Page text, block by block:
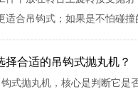
适合吊钩式；如果是不怕碰
择合适的吊钩式抛丸机？
式抛丸机，核心是判断它是